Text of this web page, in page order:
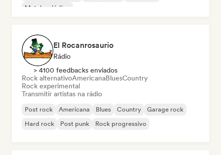
Metal melódico
El Rocanrosaurio
Rádio
> 4100 feedbacks enviados
Rock alternativoAmericanaBluesCountry
Rock experimental
Transmitir artistas na rádio
Post rock Americana Blues Country
Garage rock
Hard rock
Post punk Rock progressivo